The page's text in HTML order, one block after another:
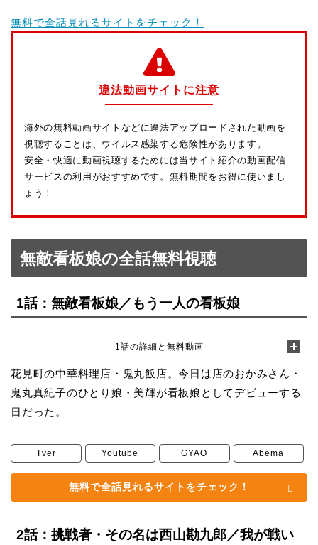
無料で全話見れるサイトをチェック！
違法動画サイトに注意
海外の無料動画サイトなどに違法アップロードされた動画を
視聴することは、ウイルス感染する危険性があります。
安全・快適に動画視聴するためには当サイト紹介の動画配信
サービスの利用がおすすめです。無料期間をお得に使いまし
ょう！
無敵看板娘の全話無料視聴
1話：無敵看板娘／もう一人の看板娘
1話の詳細と無料動画
花見町の中華料理店・鬼丸飯店。今日は店のおかみさん・
鬼丸真紀子のひとり娘・美輝が看板娘としてデビューする
日だった。
Tver Youtube GYAO Abema
無料で全話見れるサイトをチェック！
2話：挑戦者・その名は西山勘九郎／我が戦い